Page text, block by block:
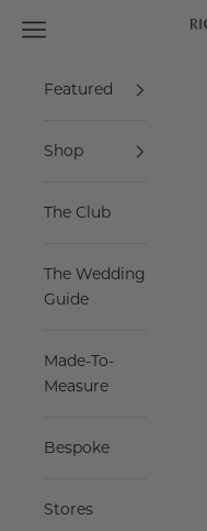
Navigation menu
Featured
Shop
The Club
The Wedding
Guide
Made-To-
Measure
Bespoke
Stores